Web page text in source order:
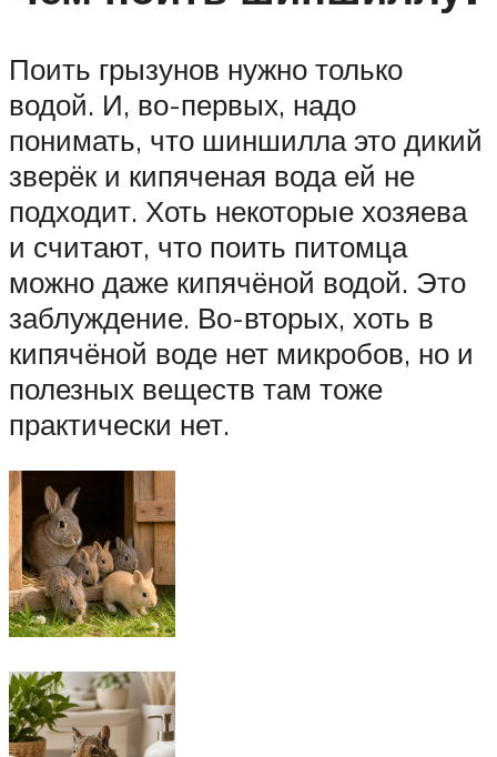
Поить грызунов нужно только
водой. И, во-первых, надо
понимать, что шиншилла это дикий
зверёк и кипяченая вода ей не
подходит. Хоть некоторые хозяева
и считают, что поить питомца
можно даже кипячёной водой. Это
заблуждение. Во-вторых, хоть в
кипячёной воде нет микробов, но и
полезных веществ там тоже
практически нет.